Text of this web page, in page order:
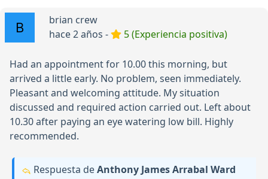
brian crew
hace 2 años -
5 (Experiencia positiva)
Had an appointment for 10.00 this morning, but
arrived a little early. No problem, seen immediately.
Pleasant and welcoming attitude. My situation
discussed and required action carried out. Left about
10.30 after paying an eye watering low bill. Highly
recommended.
Respuesta deAnthony James Arrabal Ward